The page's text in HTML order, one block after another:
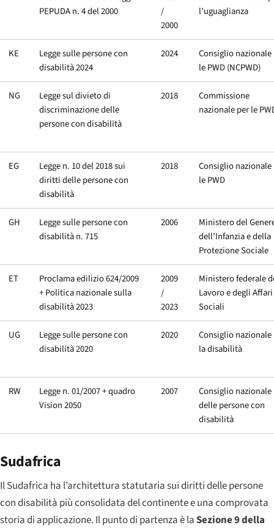
PEPUDA n. 4 del 2000
/
2000
l’uguaglianza
KE
Legge sulle persone con
disabilità 2024
2024
Consiglio nazionale
le PWD (NCPWD)
NG
Legge sul divieto di
discriminazione delle
persone con disabilità
2018
Commissione
nazionale per le
EG
Legge n. 10 del 2018 sui
diritti delle persone con
disabilità
2018
Consiglio nazionale
le PWD
GH
Legge sulle persone con
disabilità n. 715
2006
Ministero del
dell’Infanzia e della
Protezione Sociale
ET
Proclama edilizio 624/2009
+ Politica nazionale sulla
disabilità 2023
2009
/
2023
Ministero federale
Lavoro e degli Affari
Sociali
UG
Legge sulle persone con
disabilità 2020
2020
Consiglio nazionale
la disabilità
RW
Legge n. 01/2007 + quadro
Vision 2050
2007
Consiglio nazionale
delle persone con
disabilità
Sudafrica
Il Sudafrica ha l’architettura statutaria sui diritti delle persone
con disabilità più consolidata del continente e una comprovata
storia di applicazione. Il punto di partenza è laSezione 9 della